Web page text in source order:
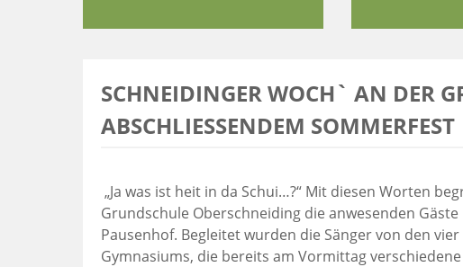
SCHNEIDINGER WOCH` AN DER
ABSCHLIESSENDEM SOMMERFEST
„Ja was ist heit in da Schui…?“ Mit diesen Worten
Grundschule Oberschneiding die anwesenden
Pausenhof. Begleitet wurden die Sänger von den
Gymnasiums, die bereits am Vormittag